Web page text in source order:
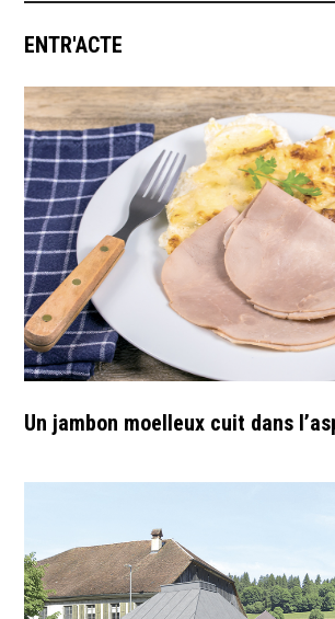
ENTR'ACTE
Un jambon moelleux cuit dans